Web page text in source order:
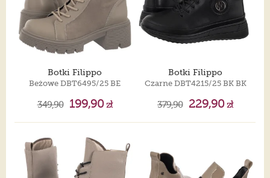
Botki Filippo
Beżowe DBT6495/25 BE
349,90 199,90zł
Botki Filippo
Czarne DBT4215/25 BK BK
379,90 229,90zł